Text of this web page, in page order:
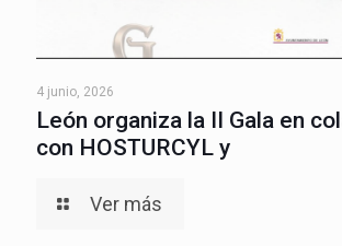
4 junio, 2026
León organiza la II Gala en
con HOSTURCYL y
Ver más